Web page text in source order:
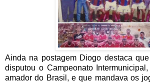
Ainda na postagem Diogo destaca
disputou o Campeonato
amador do Brasil, e que mandava os